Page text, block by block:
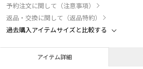
予約注文に関して（注意事項）
返品・交換に関して（返品特約）
過去購入アイテムサイズと比較する
アイテム詳細